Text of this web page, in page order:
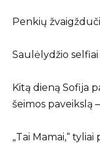
Penkių
Saulėlydžio
Kitą dieną Sofija
šeimos paveikslą
„Tai Mamai,“ tyliai